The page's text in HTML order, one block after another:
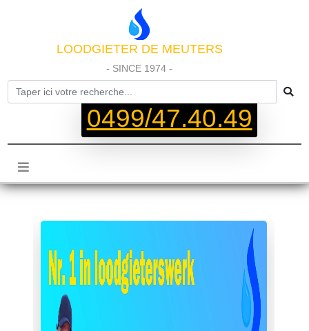
LOODGIETER DE MEUTERS
- SINCE 1974 -
0499/47.40.49